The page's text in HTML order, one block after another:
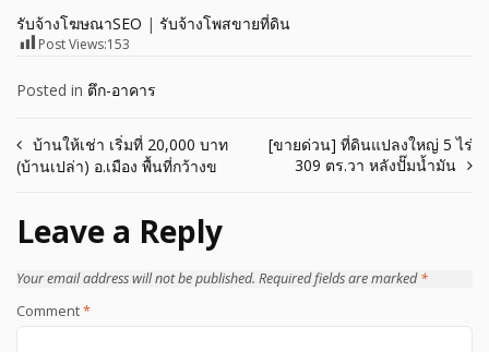
รับจ้างโฆษณาSEO | รับจ้างโพสขายที่ดิน
Post Views:153
Posted in ตึก-อาคาร
Post
navigation
บ้านให้เช่า เริ่มที่ 20,000 บาท
(บ้านเปล่า) อ.เมือง พื้นที่กว้างข
[ขายด่วน] ที่ดินแปลงใหญ่ 5 ไร่
309 ตร.วา หลังปั๊มน้ำมัน
Leave a Reply
Your email address will not be published. Required fields are marked*
Comment*